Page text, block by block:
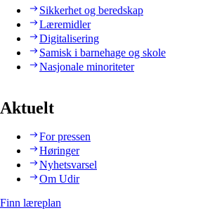
Sikkerhet og beredskap
Læremidler
Digitalisering
Samisk i barnehage og skole
Nasjonale minoriteter
Aktuelt
For pressen
Høringer
Nyhetsvarsel
Om Udir
Finn læreplan